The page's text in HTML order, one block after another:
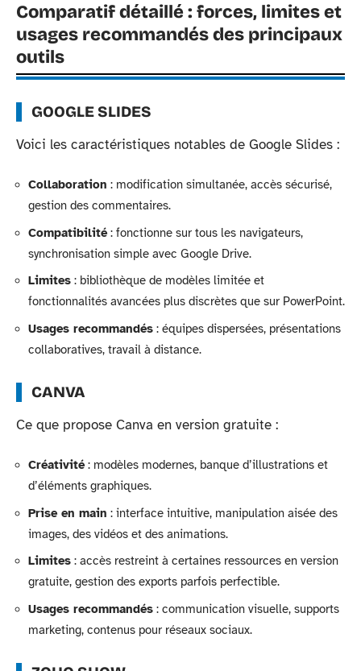
Comparatif détaillé : forces, limites et
usages recommandés des principaux
outils
GOOGLE SLIDES
Voici les caractéristiques notables de Google Slides :
Collaboration : modification simultanée, accès sécurisé,
gestion des commentaires.
Compatibilité: fonctionne sur tous les navigateurs,
synchronisation simple avec Google Drive.
Limites : bibliothèque de modèles limitée et
fonctionnalités avancées plus discrètes que sur PowerPoint.
Usages recommandés : équipes dispersées, présentations
collaboratives, travail à distance.
CANVA
Ce que propose Canva en version gratuite :
Créativité: modèles modernes, banque d’illustrations et
d’éléments graphiques.
Prise en main : interface intuitive, manipulation aisée des
images, des vidéos et des animations.
Limites : accès restreint à certaines ressources en version
gratuite, gestion des exports parfois perfectible.
Usages recommandés : communication visuelle, supports
marketing, contenus pour réseaux sociaux.